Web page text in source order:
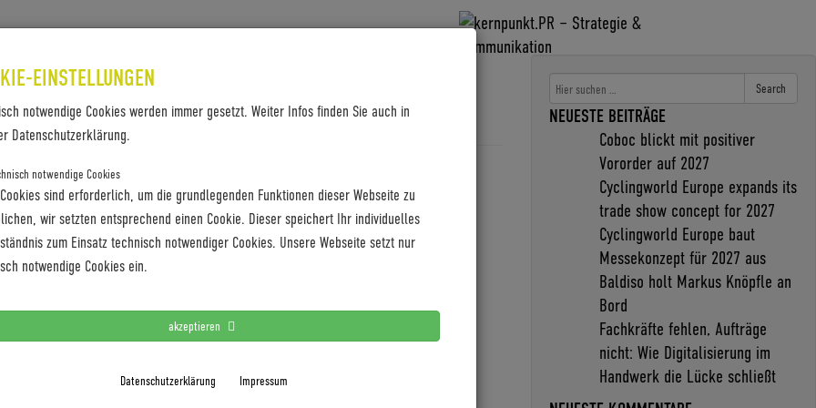
EINSTELLUNGEN
notwendige Cookies werden immer gesetzt. Weiter Infos finden Sie auch in
Datenschutzerklärung.
notwendige Cookies
sind erforderlich, um die grundlegenden Funktionen dieser Webseite zu
wir setzten entsprechend einen Cookie. Dieser speichert Ihr individuelles
zum Einsatz technisch notwendiger Cookies. Unsere Webseite setzt nur
notwendige Cookies ein.
akzeptieren
Datenschutzerklärung Impressum
Search
NEUESTE BEITRÄGE
Coboc blickt mit positiver
Vororder auf 2027
Cyclingworld Europe expands its
trade show concept for 2027
Cyclingworld Europe baut
Messekonzept für 2027 aus
Baldiso holt Markus Knöpfle an
Bord
Fachkräfte fehlen, Aufträge
nicht: Wie Digitalisierung im
Handwerk die Lücke schließt